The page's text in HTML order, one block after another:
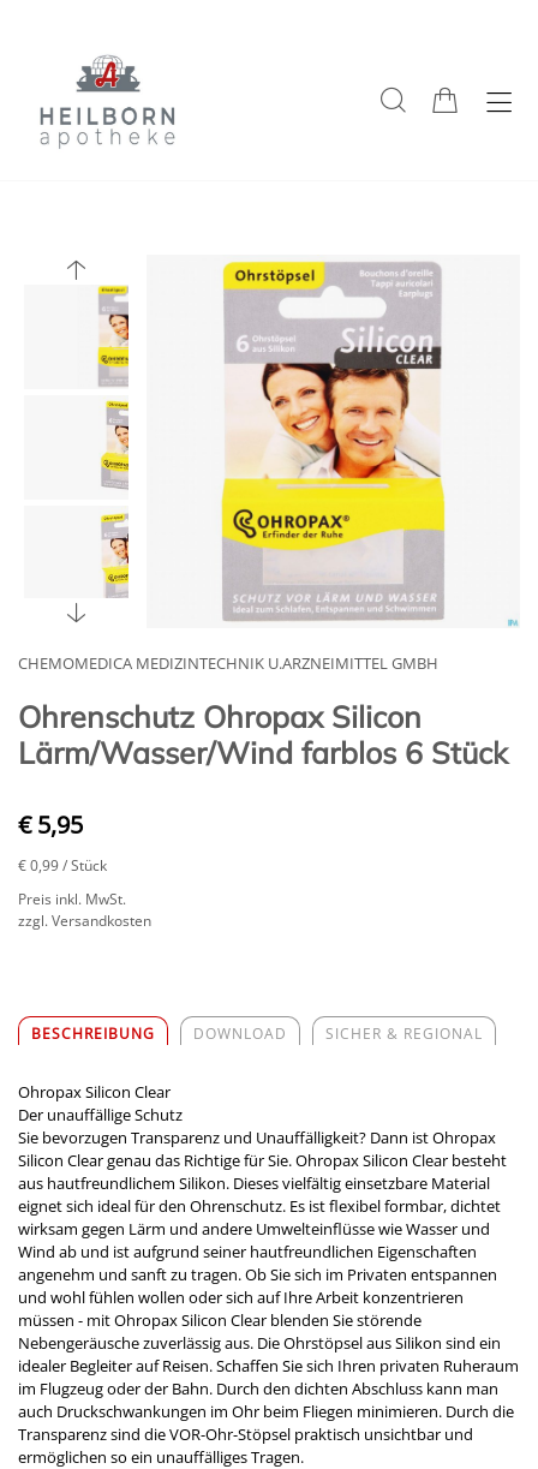
CHEMOMEDICA MEDIZINTECHNIK U.ARZNEIMITTEL GMBH
Ohrenschutz Ohropax Silicon
Lärm/Wasser/Wind farblos 6 Stück
€ 5,95
€ 0,99/ Stück
Preis inkl. MwSt.
zzgl. Versandkosten
BESCHREIBUNG DOWNLOAD SICHER & REGIONAL
Ohropax Silicon Clear
Der unauffällige Schutz
Sie bevorzugen Transparenz und Unauffälligkeit? Dann ist Ohropax
Silicon Clear genau das Richtige für Sie. Ohropax Silicon Clear besteht
aus hautfreundlichem Silikon. Dieses vielfältig einsetzbare Material
eignet sich ideal für den Ohrenschutz. Es ist flexibel formbar, dichtet
wirksam gegen Lärm und andere Umwelteinflüsse wie Wasser und
Wind ab und ist aufgrund seiner hautfreundlichen Eigenschaften
angenehm und sanft zu tragen. Ob Sie sich im Privaten entspannen
und wohl fühlen wollen oder sich auf Ihre Arbeit konzentrieren
müssen - mit Ohropax Silicon Clear blenden Sie störende
Nebengeräusche zuverlässig aus. Die Ohrstöpsel aus Silikon sind ein
idealer Begleiter auf Reisen. Schaffen Sie sich Ihren privaten Ruheraum
im Flugzeug oder der Bahn. Durch den dichten Abschluss kann man
auch Druckschwankungen im Ohr beim Fliegen minimieren. Durch die
Transparenz sind die VOR-Ohr-Stöpsel praktisch unsichtbar und
ermöglichen so ein unauffälliges Tragen.